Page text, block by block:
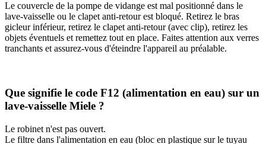
Le couvercle de la pompe de vidange est mal positionné dans le
lave-vaisselle ou le clapet anti-retour est bloqué. Retirez le bras
gicleur inférieur, retirez le clapet anti-retour (avec clip), retirez les
objets éventuels et remettez tout en place. Faites attention aux verres
tranchants et assurez-vous d'éteindre l'appareil au préalable.
Que signifie le code F12 (alimentation en eau) sur un
lave-vaisselle Miele ?
Le robinet n'est pas ouvert.
Le filtre dans l'alimentation en eau (bloc en plastique sur le tuyau